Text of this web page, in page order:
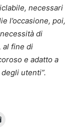
necessari
l’occasione, poi,
di
al fine di
e adatto a
utenti”.